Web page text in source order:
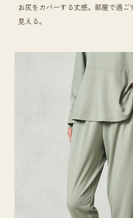
お尻をカバーする丈感。部屋で過ご
見える。